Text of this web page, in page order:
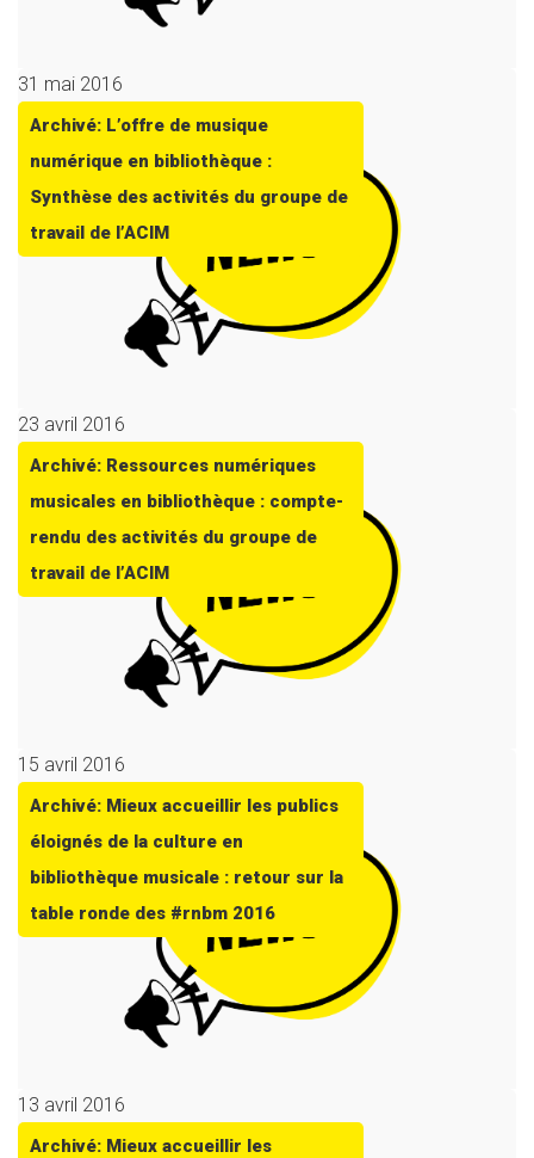
31 mai 2016
Archivé: L’offre de musique
numérique en bibliothèque :
Synthèse des activités du groupe de
travail de l’ACIM
23 avril 2016
Archivé: Ressources numériques
musicales en bibliothèque : compte-
rendu des activités du groupe de
travail de l’ACIM
15 avril 2016
Archivé: Mieux accueillir les publics
éloignés de la culture en
bibliothèque musicale : retour sur la
table ronde des #rnbm 2016
13 avril 2016
Archivé: Mieux accueillir les